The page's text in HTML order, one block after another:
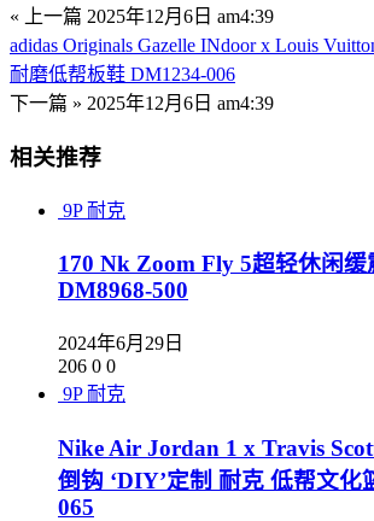
« 上一篇 2025年12月6日 am4:39
adidas Originals Gazelle INdoor x Louis
耐磨低帮板鞋 DM1234-006
下一篇 » 2025年12月6日 am4:39
相关推荐
9P 耐克
170 Nk Zoom Fly 5超轻休闲
DM8968-500
2024年6月29日
206 0 0
9P 耐克
Nike Air Jordan 1 x Travis
倒钩 ‘DIY’定制 耐克 低帮文化
065